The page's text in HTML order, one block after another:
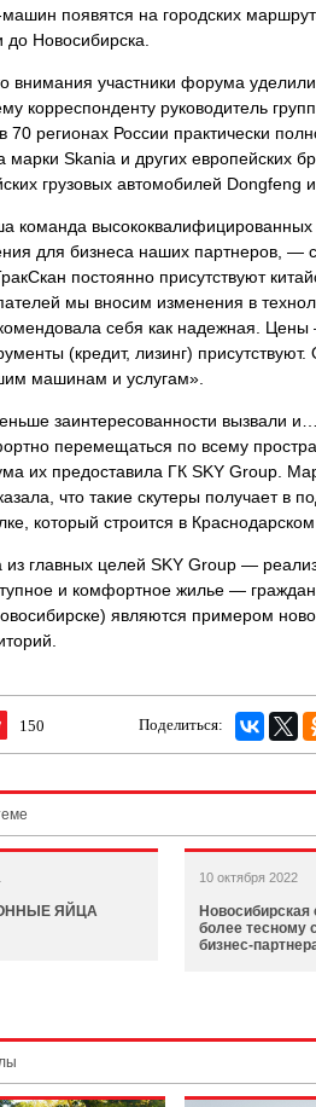
появятся на городских
до Новосибирска.
внимания участники форума
корреспонденту руководитель
70 регионах России практически
марки Skania и других европейских
грузовых автомобилей Dongfeng
команда высококвалифицированных
для бизнеса наших партнеров, —
постоянно присутствуют
мы вносим изменения в
себя как надежная.
(кредит, лизинг)
машинам и услугам».
заинтересованности вызвали
перемещаться по всему
их предоставила ГК SKY Group.
что такие скутеры получает в
который строится в Краснодарском
главных целей SKY Group —
и комфортное жилье —
являются примером
150 Поделиться:
ЯЙЦА
10 октября 2022
Новосибирская
более тесному
бизнес-